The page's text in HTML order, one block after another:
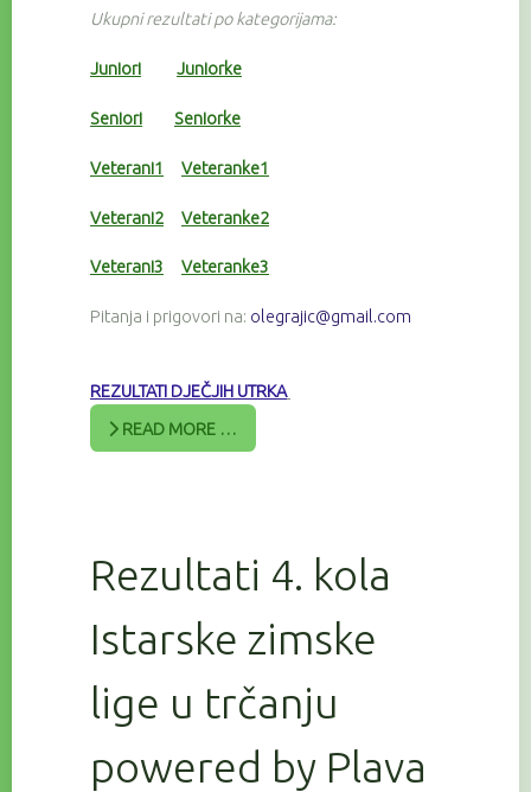
Ukupni rezultati po kategorijama:
Juniori Juniorke
Seniori Seniorke
Veterani1 Veteranke1
Veterani2 Veteranke2
Veterani3 Veteranke3
Pitanja i prigovori na: olegrajic@gmail.com
REZULTATI DJEČJIH UTRKA
READ MORE …
Rezultati 4. kola
Istarske zimske
lige u trčanju
powered by Plava